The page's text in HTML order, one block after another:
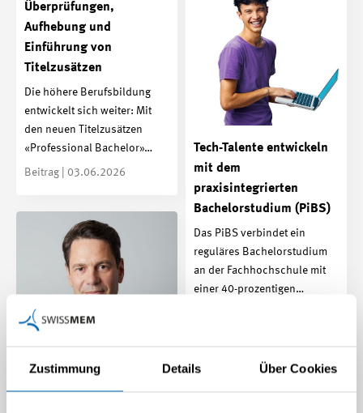
Zustimmung Details Über Cookies
Überprüfungen,
Aufhebung und
Einführung von
Titelzusätzen
Die höhere Berufsbildung
entwickelt sich weiter: Mit
den neuen Titelzusätzen
«Professional Bachelor»…
Beitrag | 03.06.2026
Tech-Talente entwickeln
mit dem
praxisintegrierten
Bachelorstudium (PiBS)
Das PiBS verbindet ein
reguläres Bachelorstudium
an der Fachhochschule mit
einer 40-prozentigen…
WEF 2026: Was jenseits